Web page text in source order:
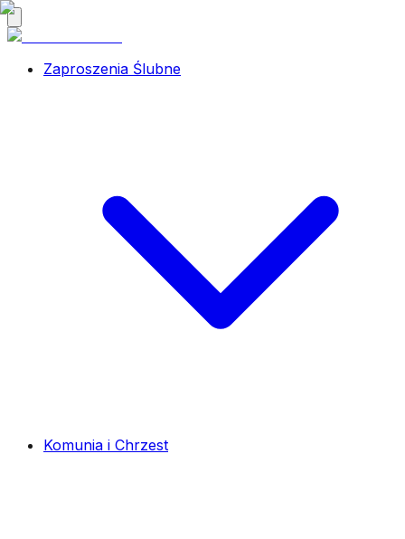
Zaproszenia Ślubne
Komunia i Chrzest